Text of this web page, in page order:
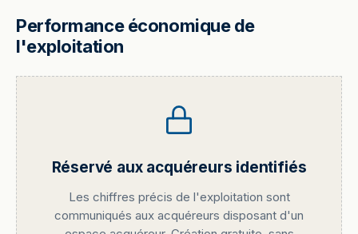
Performance économique de
l'exploitation
Réservé aux acquéreurs identifiés
Les chiffres précis de l'exploitation sont
communiqués aux acquéreurs disposant d'un